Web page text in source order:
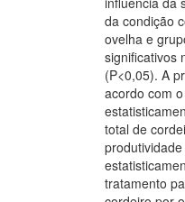
da condição
ovelha e
significativos
(P<0,05). A
acordo com
total de
tratamento